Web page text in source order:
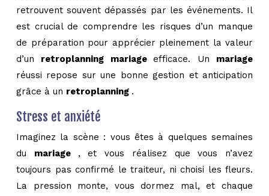
retrouvent souvent dépassés par les événements. Il
est crucial de comprendre les risques d’un manque
de préparation pour apprécier pleinement la valeur
d’un retroplanning mariageefficace. Un mariage
réussi repose sur une bonne gestion et anticipation
grâce à un retroplanning .
Stress et anxiété
Imaginez la scène : vous êtes à quelques semaines
du mariage , et vous réalisez que vous n’avez
toujours pas confirmé le traiteur, ni choisi les fleurs.
La pression monte, vous dormez mal, et chaque